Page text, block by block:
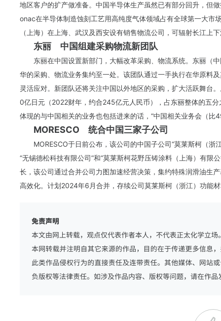
地区客户的扩产做准备。中国半导体生产虽然已有部分回升，但
onac在半导体制造蚀刻工艺用高纯度气体领域占有全球第一大
（上海）在上海、武汉及西安设有销售物流公司，可辐射长江 上
东丽 中国组建采购物流新团队
东丽在中国设置新部门，大幅改革采购、物流系统。东丽（
华的采购、物流业务集约至一处。该团队通过一手执行在华原料
灵活应对。新团队还将关注中国以外地区的采购，扩大活跃舞台
0亿日元（2022财年，约合245亿元人民币），占东丽整体的五
体现的与中国相关的业务也包括进来的话，“中国相关业务会（比
MORESCO 统合中国三家子公司
MORESCO于日前公布，该公司的中国子公司“莫莱斯柯（
“无锡德松科技有限公司”和“莫莱斯柯花野压铸涂料（上海）有限
长，该公司通过合并公司力图加速经营决策，集约特殊润滑油生
高效化。计划2024年6月合并，存续公司莫莱斯柯（浙江）功能